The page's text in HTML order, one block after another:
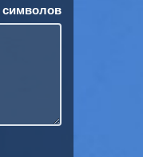
символов